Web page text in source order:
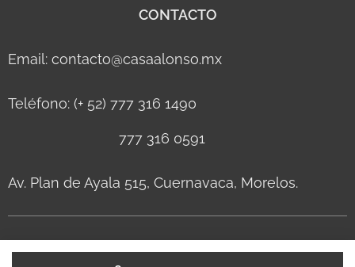
CONTACTO
Email: contacto@casaalonso.mx
Teléfono: (+ 52) 777 316 1490
777 316 0591
Av. Plan de Ayala 515, Cuernavaca, Morelos.